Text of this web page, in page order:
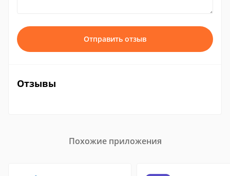
Отправить отзыв
Отзывы
Похожие приложения